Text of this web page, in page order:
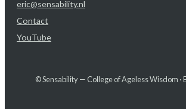
eric@sensability.nl
Contact
YouTube
© Sensability — College of Ageless Wisdom ·